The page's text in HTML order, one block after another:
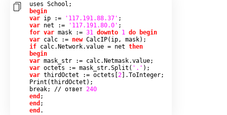
uses School ;
begin
var ip := '117.191.88.37' ;
var net := '117.191.80.0' ;
for var mask := 31 downto 1 do
begin
var calc := new CalcIP( ip, mask);
if calc. Network.value = net then
begin
var mask_str := calc. Netmask.value;
var octets := mask_str.Split ( '.' );
var thirdOctet := octets 2 ].ToInteger;
Print (thirdOctet );
break; // ответ 240
end ;
end ;
end .